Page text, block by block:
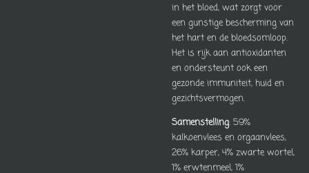
in het bloed, wat zorgt voor
een gunstige bescherming van
het hart en de bloedsomloop.
Het is rijk aan antioxidanten
en ondersteunt ook een
gezonde immuniteit, huid en
gezichtsvermogen.
Samenstelling: 59%
kalkoenvlees en orgaanvlees,
26% karper, 4% zwarte wortel,
1% erwtenmeel, 1%